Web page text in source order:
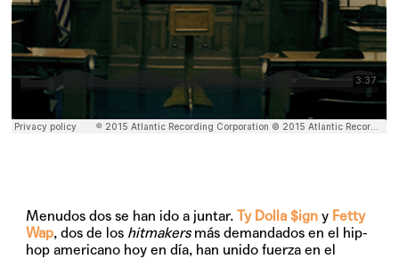
Menudos dos se han ido a juntar.Ty Dolla $ign y Fetty
Wap, dos de los hitmakersmás demandados en el hip-
hop americano hoy en día, han unido fuerza en el